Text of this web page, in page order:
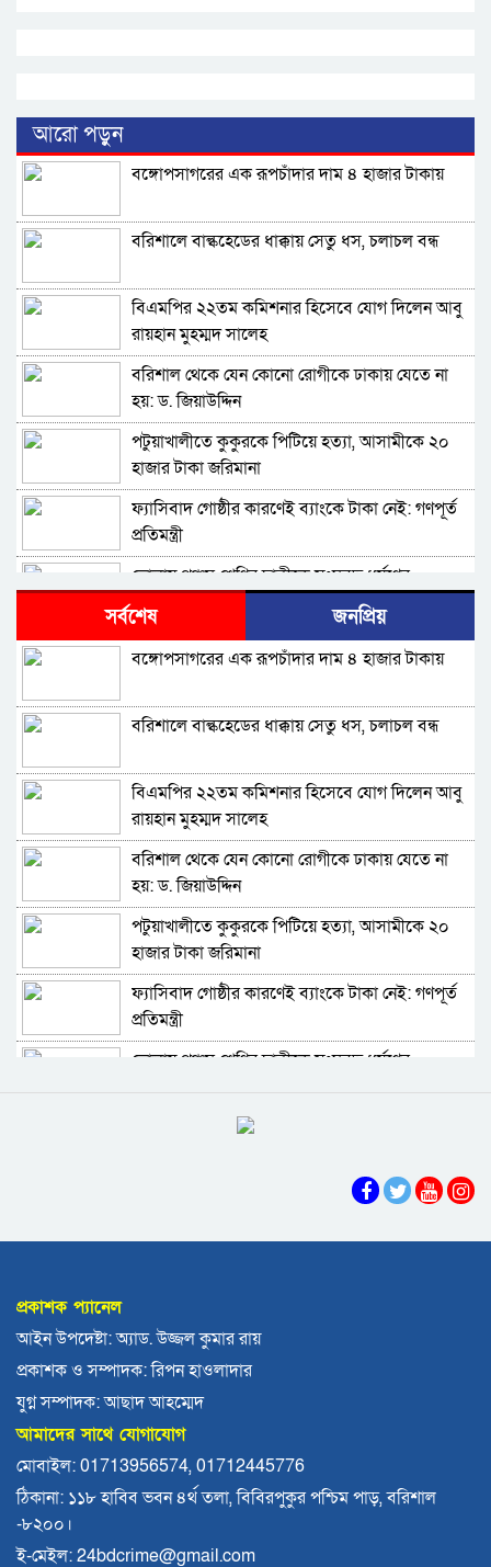
আরো পড়ুন
বঙ্গোপসাগরের এক রূপচাঁদার দাম ৪ হাজার টাকায়
বরিশালে বাল্কহেডের ধাক্কায় সেতু ধস, চলাচল বন্ধ
বিএমপির ২২তম কমিশনার হিসেবে যোগ দিলেন আবু
রায়হান মুহম্মদ সালেহ
বরিশাল থেকে যেন কোনো রোগীকে ঢাকায় যেতে না
হয়: ড. জিয়াউদ্দিন
পটুয়াখালীতে কুকুরকে পিটিয়ে হত্যা, আসামীকে ২০
হাজার টাকা জরিমানা
ফ্যাসিবাদ গোষ্ঠীর কারণেই ব্যাংকে টাকা নেই: গণপূর্ত
প্রতিমন্ত্রী
ভোলায় পঞ্চম শ্রেণির ছাত্রীকে সংঘবদ্ধ ধর্ষণের
অভিযোগ, গ্রেপ্তার ৩
বরিশালে রাস্তার পাশ থেকে ৯ বস্তা সরকারি কম্বল
উদ্ধার
লোডশেডিংয়ে বিপর্যস্ত কুয়াকাটা, মুখ থুবড়ে পড়ছে
পর্যটন ব্যবসা
বরগুনায় মৃত ভেবে মিলাদ, ১৭ বছর পর বাড়ি ফিরলেন
আলমগীর
ববি শিক্ষককে সাময়িক বরখাস্ত
মহিপুরে ব্যবসায়ীকে হত্যাচেষ্টার মামলার প্রধান
আসামি গ্রেপ্তার
ঝালকাঠি নতুন কার্পেটিং সড়ক কেটে কালভার্ট নির্মাণ
কুয়াকাটায় জেলের জালে ধরা পড়লো দৃষ্টিনন্দন লাল
বরিশালে বকেয়া বেতনসহ, আট দফা দাবিতে
শ্রমিকদের সড়ক অবরোধ
সর্বশেষ জনপ্রিয়
বঙ্গোপসাগরের এক রূপচাঁদার দাম ৪ হাজার টাকায়
বরিশালে বাল্কহেডের ধাক্কায় সেতু ধস, চলাচল বন্ধ
বিএমপির ২২তম কমিশনার হিসেবে যোগ দিলেন আবু
রায়হান মুহম্মদ সালেহ
বরিশাল থেকে যেন কোনো রোগীকে ঢাকায় যেতে না
হয়: ড. জিয়াউদ্দিন
পটুয়াখালীতে কুকুরকে পিটিয়ে হত্যা, আসামীকে ২০
হাজার টাকা জরিমানা
ফ্যাসিবাদ গোষ্ঠীর কারণেই ব্যাংকে টাকা নেই: গণপূর্ত
প্রতিমন্ত্রী
ভোলায় পঞ্চম শ্রেণির ছাত্রীকে সংঘবদ্ধ ধর্ষণের
বরিশালে রাস্তার পাশ থেকে ৯ বস্তা সরকারি কম্বল
লোডশেডিংয়ে বিপর্যস্ত কুয়াকাটা, মুখ থুবড়ে পড়ছে
ববি শিক্ষককে সাময়িক বরখাস্ত
মহিপুরে ব্যবসায়ীকে হত্যাচেষ্টার মামলার প্রধান
আসামি গ্রেপ্তার
ঝালকাঠি নতুন কার্পেটিং সড়ক কেটে কালভার্ট নির্মাণ
কোট ফিস
প্রকাশক প্যানেল
আইন উপদেষ্টা: অ্যাড. উজ্জল কুমার রায়
প্রকাশক ও সম্পাদক: রিপন হাওলাদার
যুগ্ন সম্পাদক: আছাদ আহম্মেদ
আমাদের সাথে যোগাযোগ
মোবাইল: 01713956574, 01712445776
ঠিকানা: ১১৮ হাবিব ভবন ৪র্থ তলা, বিবিরপুকুর পশ্চিম পাড়, বরিশাল
-৮২০০।
ই-মেইল: 24bdcrime@gmail.com